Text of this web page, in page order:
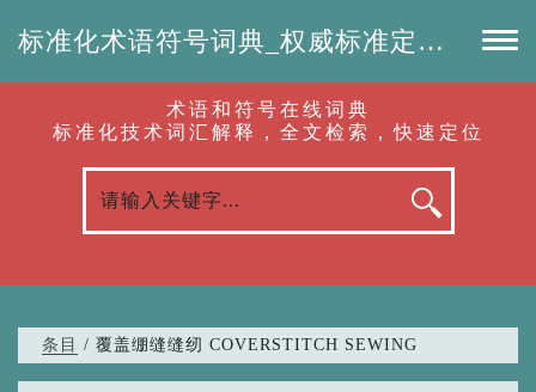
标准化术语符号词典_权威标准定义_专业词汇查询-认准啦（RenZhunLa.com）
术语和符号在线词典
标准化技术词汇解释，全文检索，快速定位
条目 / 覆盖绷缝缝纫 COVERSTITCH SEWING